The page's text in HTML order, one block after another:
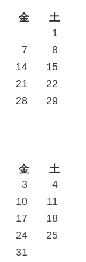
金
土
1
7
8
14
15
21
22
28
29
金
土
3
4
10
11
17
18
24
25
31